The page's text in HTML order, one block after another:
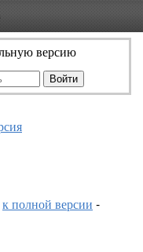
версию
к полной версии -